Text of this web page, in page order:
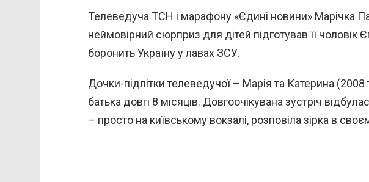
Телеведуча ТСН і марафону «Єдині новини» Марічка
неймовірний сюрприз для дітей підготував її чоловік
боронить Україну у лавах ЗСУ.
Дочки-підлітки телеведучої – Марія та Катерина
батька довгі 8 місяців. Довгоочікувана зустріч
– просто на київському вокзалі, розповіла зірка в